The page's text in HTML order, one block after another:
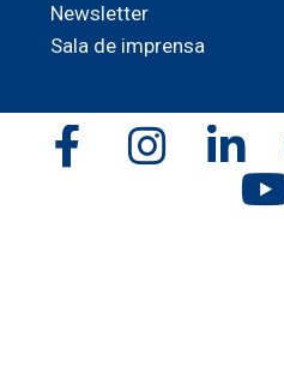
Newsletter
Sala de imprensa